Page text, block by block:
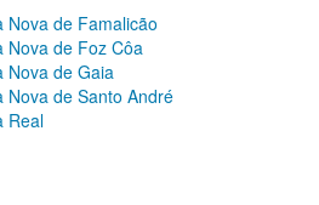
Nova de Famalicão
Nova de Foz Côa
Nova de Gaia
Nova de Santo André
Real